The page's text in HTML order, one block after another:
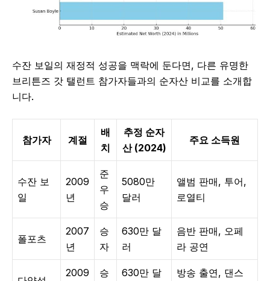
수잔 보일의 재정적 성공을 맥락에 둔다면, 다른 유명한
브리튼즈 갓 탤런트 참가자들과의 순자산 비교를 소개합
니다.
참가자 계절
배
치
추정 순자
산 (2024)
주요 소득원
수잔 보
일
2009
년
준
우
승
5080만
달러
앨범 판매, 투어,
로열티
폴포츠
2007
년
승
자
630만 달
러
음반 판매, 오페
라 공연
2009
승
630만 달
방송 출연, 댄스